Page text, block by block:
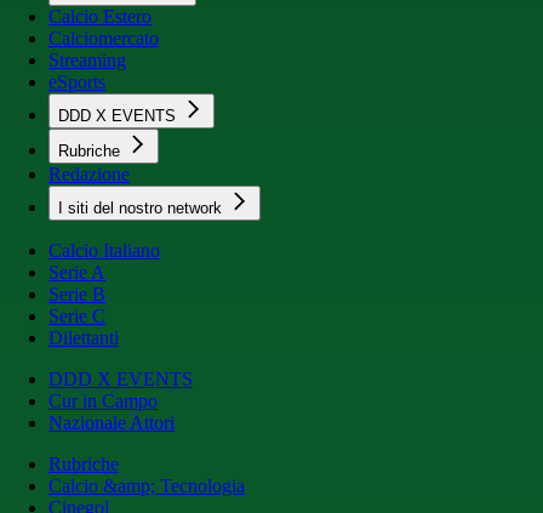
Calcio Estero
Calciomercato
Streaming
eSports
DDD X EVENTS
Rubriche
Redazione
I siti del nostro network
Calcio Italiano
Serie A
Serie B
Serie C
Dilettanti
DDD X EVENTS
Cur in Campo
Nazionale Attori
Rubriche
Calcio &amp; Tecnologia
Cinegol